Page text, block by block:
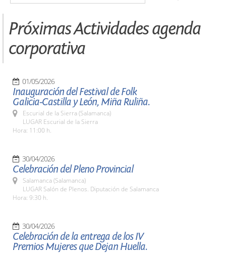
Próximas Actividades agenda
corporativa
01/05/2026
Inauguración del Festival de Folk
Galicia-Castilla y León, Miña Ruliña.
Escurial de la Sierra (Salamanca)
LUGAR Escurial de la Sierra
Hora: 11:00 h.
30/04/2026
Celebración del Pleno Provincial
Salamanca (Salamanca)
LUGAR Salón de Plenos. Diputación de Salamanca
Hora: 9:30 h.
30/04/2026
Celebración de la entrega de los IV
Premios Mujeres que Dejan Huella.